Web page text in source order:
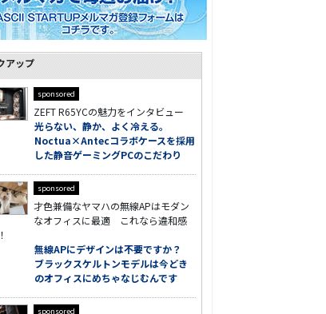
アップ
sponsored
ZEFT R65YCの魅力をインタビュー
光らない、静か、よく冷える。
Noctua×Antecコラボケースを採用
した静音ゲーミングPCのこだわり
sponsored
才色兼備なヤマハの無線APはモダン
なオフィスに最適 これなら違和感
無線APにデザインは不要ですか？
ブラックスケルトンモデルは今どき
のオフィスにめちゃなじむんです
sponsored